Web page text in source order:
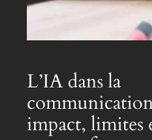
L’IA dans la
impact, limites